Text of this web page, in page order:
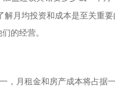
月均投资和成本是至关重
的经营。
，月租金和房产成本将占据